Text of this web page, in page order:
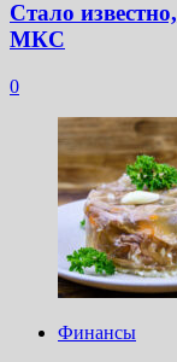
Стало
МКС
0
Финансы